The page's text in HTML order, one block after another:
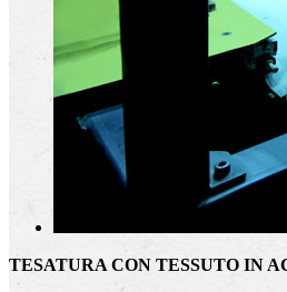
TESATURA CON TESSUTO IN